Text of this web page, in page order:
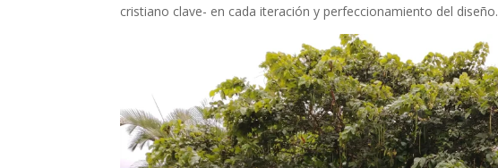
cristiano clave- en cada iteración y perfeccionamiento del diseño.